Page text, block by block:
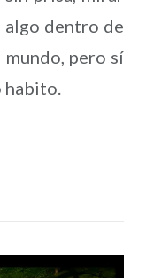
algo dentro de
pero sí
habito.